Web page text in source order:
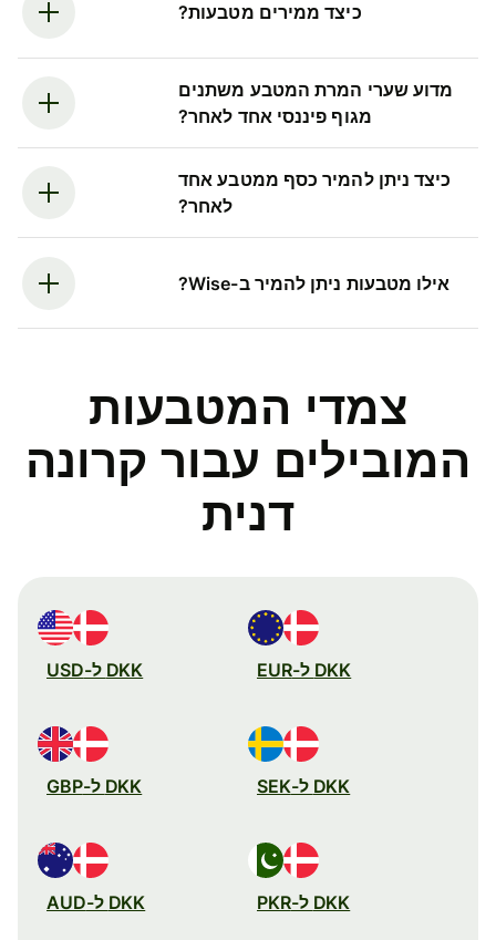
כיצד ממירים מטבעות?
מדוע שערי המרת המטבע משתנים
מגוף פיננסי אחד לאחר?
כיצד ניתן להמיר כסף ממטבע אחד
לאחר?
אילו מטבעות ניתן להמיר ב-Wise?
צמדי המטבעות
המובילים עבור קרונה
דנית
DKK ל-EUR DKK ל-USD
DKK ל-SEK DKK ל-GBP
DKK ל-PKR DKK ל-AUD